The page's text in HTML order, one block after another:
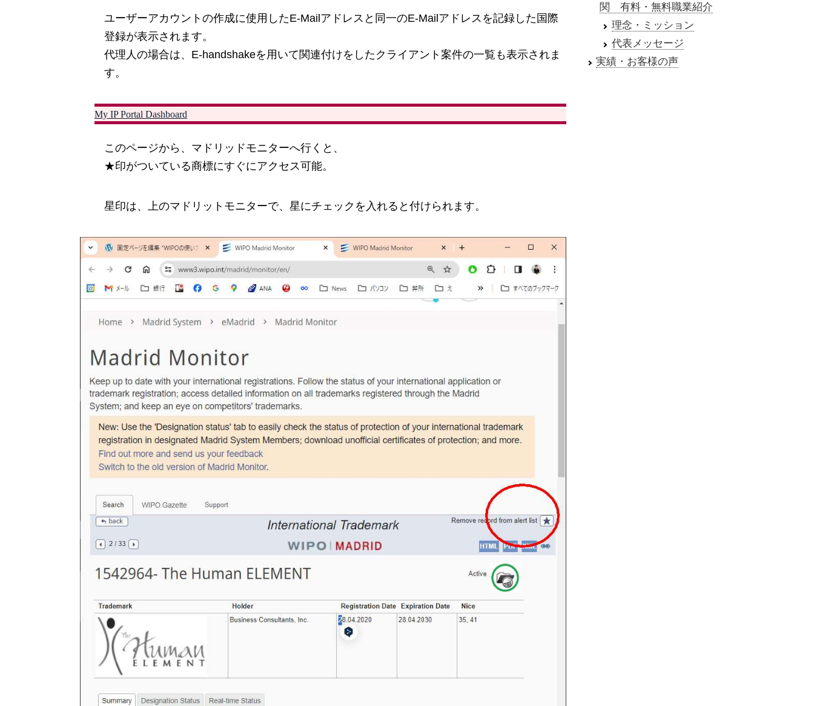
ユーザーアカウントの作成に使用したE-Mailアドレスと同一のE-Mailアドレスを記録した国際
登録が表示されます。
代理人の場合は、E-handshakeを用いて関連付けをしたクライアント案件の一覧も表示されま
す。
My IP Portal Dashboard
このページから、マドリッドモニターへ行くと、
★印がついている商標にすぐにアクセス可能。
星印は、上のマドリットモニターで、星にチェックを入れると付けられます。
関 有料・無料職業紹介
理念・ミッション
代表メッセージ
実績・お客様の声